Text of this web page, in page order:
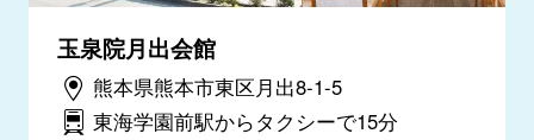
玉泉院月出会館
熊本県熊本市東区月出8-1-5
東海学園前駅からタクシーで15分